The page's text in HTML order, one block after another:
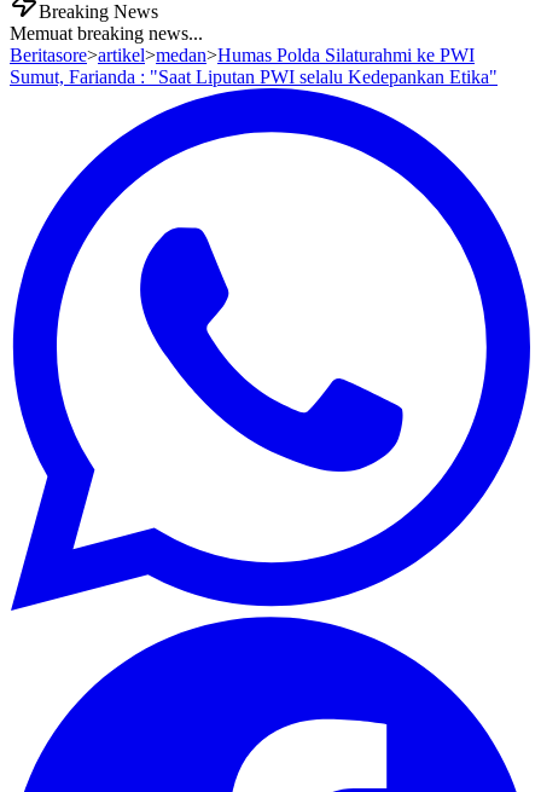
Breaking News
Memuat breaking news...
Beritasore>artikel>medan>Humas Polda Silaturahmi ke PWI
Sumut, Farianda : "Saat Liputan PWI selalu Kedepankan Etika"